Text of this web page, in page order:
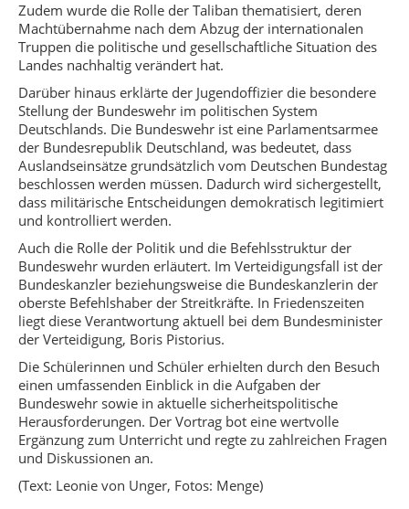
Zudem wurde die Rolle der Taliban thematisiert, deren
Machtübernahme nach dem Abzug der internationalen
Truppen die politische und gesellschaftliche Situation des
Landes nachhaltig verändert hat.
Darüber hinaus erklärte der Jugendoffizier die besondere
Stellung der Bundeswehr im politischen System
Deutschlands. Die Bundeswehr ist eine Parlamentsarmee
der Bundesrepublik Deutschland, was bedeutet, dass
Auslandseinsätze grundsätzlich vom Deutschen Bundestag
beschlossen werden müssen. Dadurch wird sichergestellt,
dass militärische Entscheidungen demokratisch legitimiert
und kontrolliert werden.
Auch die Rolle der Politik und die Befehlsstruktur der
Bundeswehr wurden erläutert. Im Verteidigungsfall ist der
Bundeskanzler beziehungsweise die Bundeskanzlerin der
oberste Befehlshaber der Streitkräfte. In Friedenszeiten
liegt diese Verantwortung aktuell bei dem Bundesminister
der Verteidigung, Boris Pistorius.
Die Schülerinnen und Schüler erhielten durch den Besuch
einen umfassenden Einblick in die Aufgaben der
Bundeswehr sowie in aktuelle sicherheitspolitische
Herausforderungen. Der Vortrag bot eine wertvolle
Ergänzung zum Unterricht und regte zu zahlreichen Fragen
und Diskussionen an.
(Text: Leonie von Unger, Fotos: Menge)